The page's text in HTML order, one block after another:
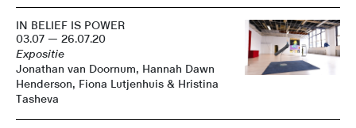
IN BELIEF IS POWER
03.07 — 26.07.20
Expositie
Jonathan van Doornum, Hannah Dawn
Henderson, Fiona Lutjenhuis & Hristina
Tasheva